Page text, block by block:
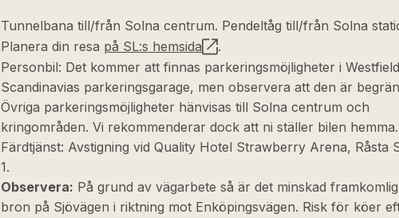
Tunnelbana till/från Solna centrum. Pendeltåg till/från Solna
Planera din resa på SL:s hemsida
.
Personbil: Det kommer att finnas parkeringsmöjligheter i
Scandinavias parkeringsgarage, men observera att den är
Övriga parkeringsmöjligheter hänvisas till Solna centrum och
kringområden. Vi rekommenderar dock att ni ställer bilen hemma.
Färdtjänst: Avstigning vid Quality Hotel Strawberry Arena, Råsta
1.
Observera: På grund av vägarbete så är det minskad
bron på Sjövägen i riktning mot Enköpingsvägen. Risk för köer